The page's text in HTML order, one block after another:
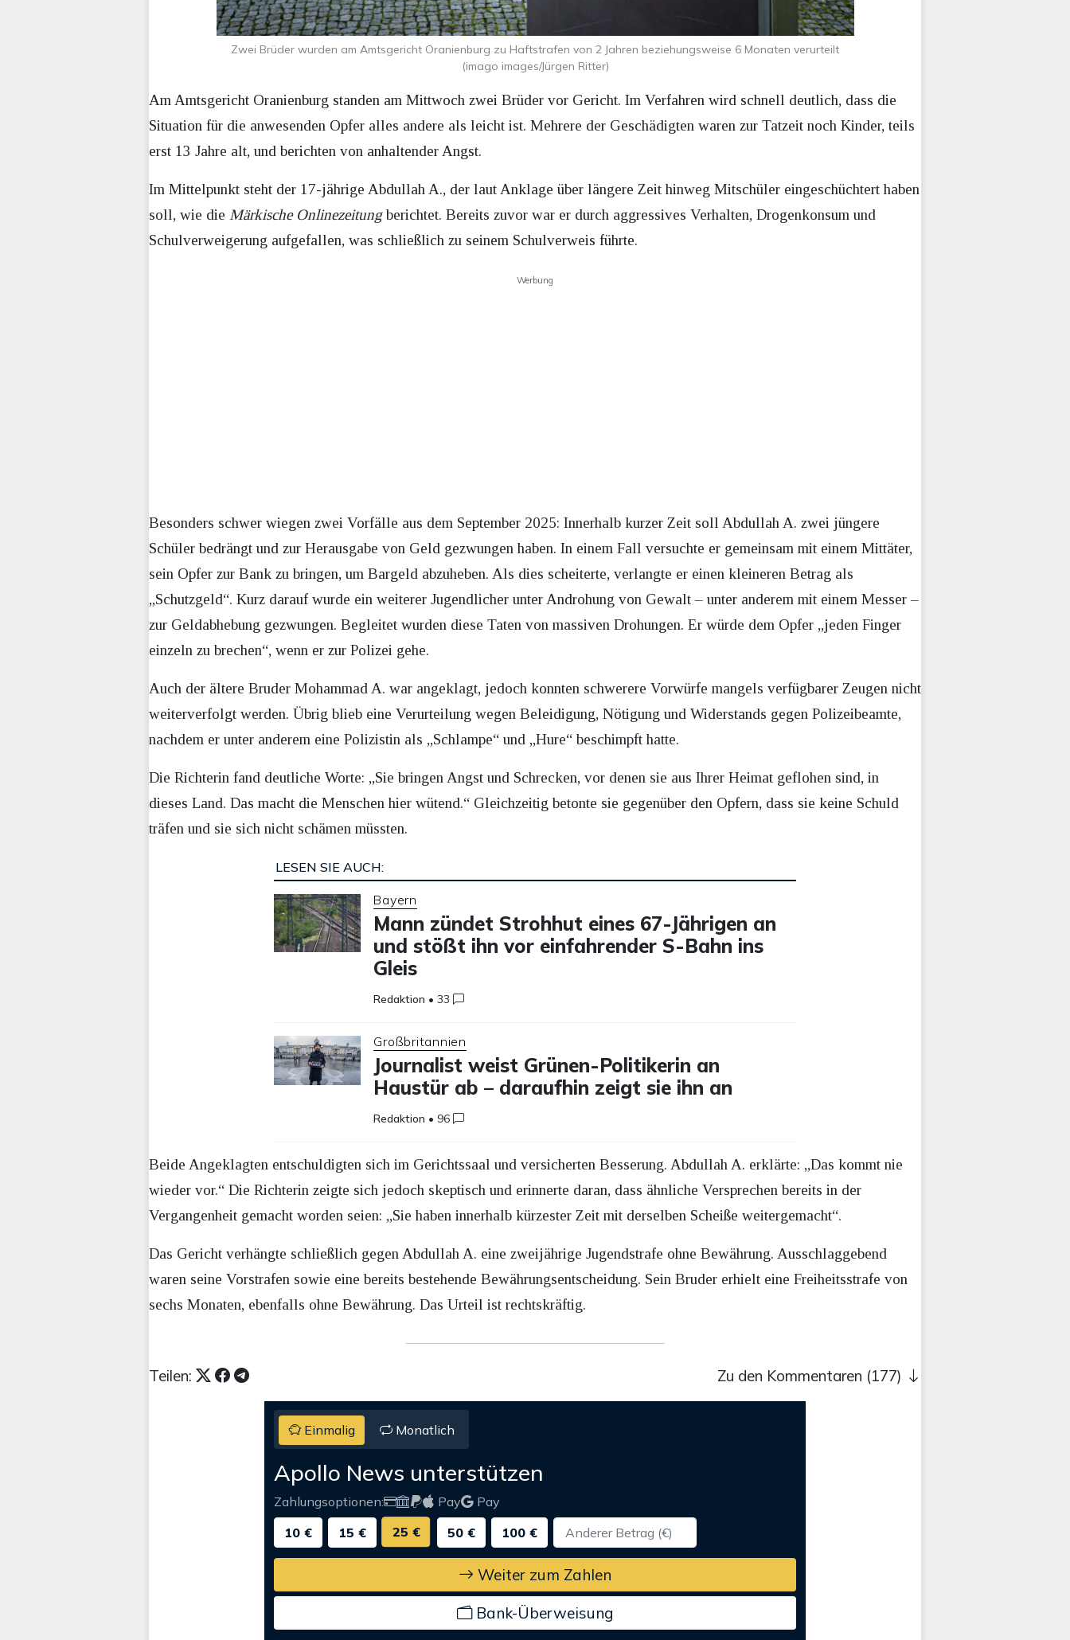
Zwei Brüder wurden am Amtsgericht Oranienburg zu Haftstrafen von 2 Jahren beziehungsweise 6 Monaten verurteilt
(imago images/Jürgen Ritter)
Am Amtsgericht Oranienburg standen am Mittwoch zwei Brüder vor Gericht. Im Verfahren wird schnell deutlich, dass die
Situation für die anwesenden Opfer alles andere als leicht ist. Mehrere der Geschädigten waren zur Tatzeit noch Kinder, teils
erst 13 Jahre alt, und berichten von anhaltender Angst.
Im Mittelpunkt steht der 17-jährige Abdullah A., der laut Anklage über längere Zeit hinweg Mitschüler eingeschüchtert haben
soll, wie die Märkische Onlinezeitungberichtet. Bereits zuvor war er durch aggressives Verhalten, Drogenkonsum und
Schulverweigerung aufgefallen, was schließlich zu seinem Schulverweis führte.
Werbung
Besonders schwer wiegen zwei Vorfälle aus dem September 2025: Innerhalb kurzer Zeit soll Abdullah A. zwei jüngere
Schüler bedrängt und zur Herausgabe von Geld gezwungen haben. In einem Fall versuchte er gemeinsam mit einem Mittäter,
sein Opfer zur Bank zu bringen, um Bargeld abzuheben. Als dies scheiterte, verlangte er einen kleineren Betrag als
„Schutzgeld“. Kurz darauf wurde ein weiterer Jugendlicher unter Androhung von Gewalt – unter anderem mit einem Messer –
zur Geldabhebung gezwungen. Begleitet wurden diese Taten von massiven Drohungen. Er würde dem Opfer „jeden Finger
einzeln zu brechen“, wenn er zur Polizei gehe.
Auch der ältere Bruder Mohammad A. war angeklagt, jedoch konnten schwerere Vorwürfe mangels verfügbarer Zeugen nicht
weiterverfolgt werden. Übrig blieb eine Verurteilung wegen Beleidigung, Nötigung und Widerstands gegen Polizeibeamte,
nachdem er unter anderem eine Polizistin als „Schlampe“ und „Hure“ beschimpft hatte.
Die Richterin fand deutliche Worte: „Sie bringen Angst und Schrecken, vor denen sie aus Ihrer Heimat geflohen sind, in
dieses Land. Das macht die Menschen hier wütend.“ Gleichzeitig betonte sie gegenüber den Opfern, dass sie keine Schuld
träfen und sie sich nicht schämen müssten.
LESEN SIE AUCH:
Bayern
Mann zündet Strohhut eines 67-Jährigen an
und stößt ihn vor einfahrender S-Bahn ins
Gleis
Redaktion •33
Großbritannien
Journalist weist Grünen-Politikerin an
Haustür ab – daraufhin zeigt sie ihn an
Redaktion • 96
Beide Angeklagten entschuldigten sich im Gerichtssaal und versicherten Besserung. Abdullah A. erklärte: „Das kommt nie
wieder vor.“ Die Richterin zeigte sich jedoch skeptisch und erinnerte daran, dass ähnliche Versprechen bereits in der
Vergangenheit gemacht worden seien: „Sie haben innerhalb kürzester Zeit mit derselben Scheiße weitergemacht“.
Das Gericht verhängte schließlich gegen Abdullah A. eine zweijährige Jugendstrafe ohne Bewährung. Ausschlaggebend
waren seine Vorstrafen sowie eine bereits bestehende Bewährungsentscheidung. Sein Bruder erhielt eine Freiheitsstrafe von
sechs Monaten, ebenfalls ohne Bewährung. Das Urteil ist rechtskräftig.
Teilen: Zu den Kommentaren (177)
Einmalig Monatlich
Apollo News unterstützen
Zahlungsoptionen: Pay
Pay
10 €
15 € 25 € 50 € 100 €
Weiter zum Zahlen
Bank-Überweisung